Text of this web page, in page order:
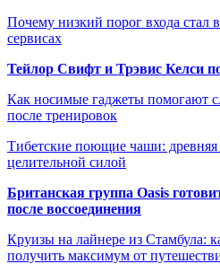
Почему низкий порог входа
сервисах
Тейлор Свифт и Трэвис Келси
Как носимые гаджеты помогают
после тренировок
Тибетские поющие чаши: древняя
целительной силой
Британская группа Oasis
после воссоединения
Круизы на лайнере из Стамбула:
получить максимум от